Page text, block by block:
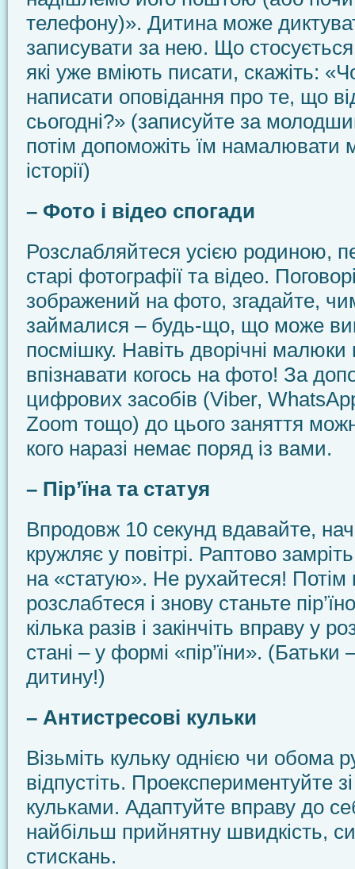
телефону)». Дитина може
записувати за нею. Що
які уже вміють писати, скажіть:
написати оповідання про те, що
сьогодні?» (записуйте за
потім допоможіть їм намалювати
історії)
– Фото і відео спогади
Розслабляйтеся усією родиною,
старі фотографії та відео.
зображений на фото, згадайте,
займалися – будь-що, що може
посмішку. Навіть дворічні
впізнавати когось на фото! За
цифрових засобів (Viber,
Zoom тощо) до цього заняття
кого наразі немає поряд із вами.
– Пір’їна та статуя
Впродовж 10 секунд вдавайте,
кружляє у повітрі. Раптово
на «статую». Не рухайтеся! Потім
розслабтеся і знову станьте
кілька разів і закінчіть вправу у
стані – у формі «пір’їни». (Батьки
дитину!)
– Антистресові кульки
Візьміть кульку однією чи обома
відпустіть. Проекспериментуйте
кульками. Адаптуйте вправу до
найбільш прийнятну швидкість,
стискань.